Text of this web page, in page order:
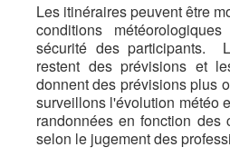
Les itinéraires peuvent être
conditions
sécurité des participants.
restent des prévisions et
donnent des prévisions plus
surveillons l'évolution météo
randonnées en fonction des
selon le jugement des